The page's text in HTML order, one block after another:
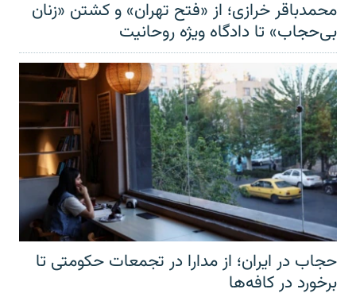
محمدباقر خرازی؛ از «فتح تهران» و کشتن «زنان
بی‌حجاب» تا دادگاه ویژه روحانیت
حجاب در ایران؛ از مدارا در تجمعات حکومتی تا
برخورد در کافه‌ها